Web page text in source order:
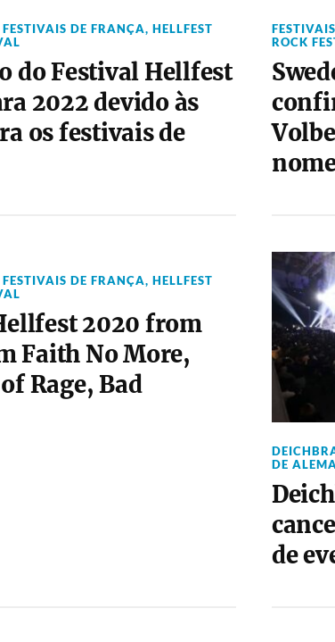
FESTIVAIS DE FRANÇA, HELLFEST
do Festival Hellfest
2022 devido às
os festivais de
ROCK
FESTIVAIS DE FRANÇA, HELLFEST
2020 from
Faith No More,
Rage, Bad
DE
de